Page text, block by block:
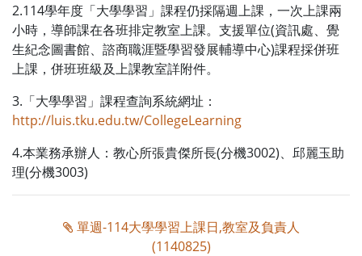
2.114學年度「大學學習」課程仍採隔週上課，一次上課兩
小時，導師課在各班排定教室上課。支援單位(資訊處、覺
生紀念圖書館、諮商職涯暨學習發展輔導中心)課程採併班
上課，併班班級及上課教室詳附件。
3.「大學學習」課程查詢系統網址：
http://luis.tku.edu.tw/CollegeLearning
4.本業務承辦人：教心所張貴傑所長(分機3002)、邱麗玉助
理(分機3003)
單週-114大學學習上課日,教室及負責人
(1140825)